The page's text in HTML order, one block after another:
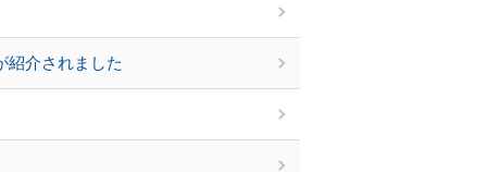
紹介されました